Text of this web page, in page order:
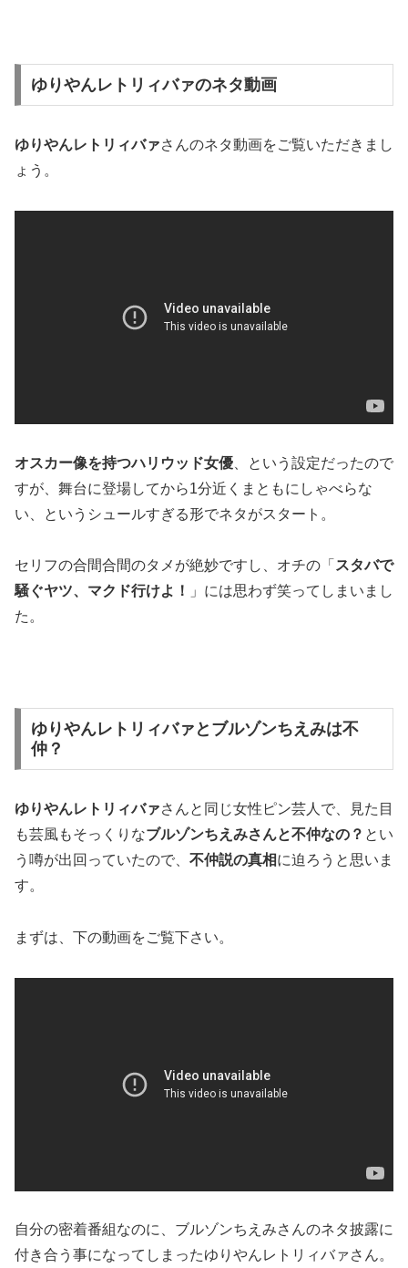
ゆりやんレトリィバァのネタ動画
ゆりやんレトリィバァさんのネタ動画をご覧いただきまし
ょう。
オスカー像を持つハリウッド女優 、という設定だったので
すが、舞台に登場してから1分近くまともにしゃべらな
い、というシュールすぎる形でネタがスタート。
セリフの合間合間のタメが絶妙ですし、オチの「 スタバで
騒ぐヤツ、マクド行けよ！
」には思わず笑ってしまいまし
た。
ゆりやんレトリィバァとブルゾンちえみは不
仲？
ゆりやんレトリィバァさんと同じ女性ピン芸人で、見た目
も芸風もそっくりなブルゾンちえみさんと不仲なの？ とい
う噂が出回っていたので、 不仲説の真相に迫ろうと思いま
す。
まずは、下の動画をご覧下さい。
自分の密着番組なのに、ブルゾンちえみさんのネタ披露に
付き合う事になってしまったゆりやんレトリィバァさん。